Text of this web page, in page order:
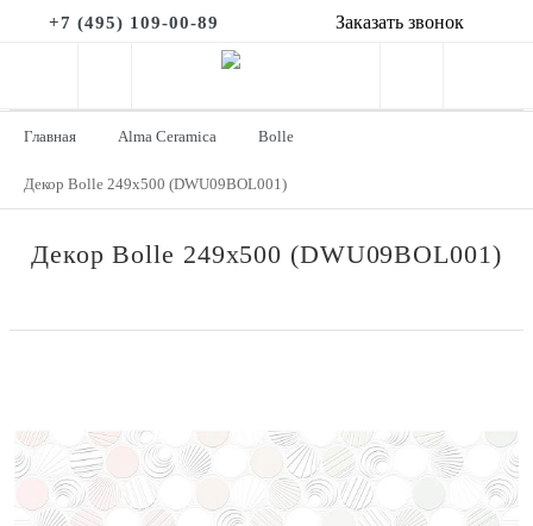
+7 (495) 109-00-89 Заказать звонок
Главная Alma Ceramica Bolle
Декор Bolle 249x500 (DWU09BOL001)
Декор Bolle 249x500 (DWU09BOL001)